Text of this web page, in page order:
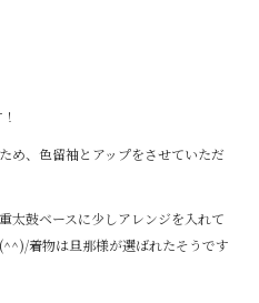
め、色留袖とアップをさせていただ
太鼓ベースに少しアレンジを入れて
着物は旦那様が選ばれたそうです